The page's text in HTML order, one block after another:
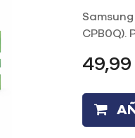
Samsung
49,99